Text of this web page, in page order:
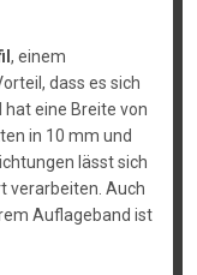
, einem
dass es sich
eine Breite von
in 10 mm und
lässt sich
verarbeiten. Auch
Auflageband ist